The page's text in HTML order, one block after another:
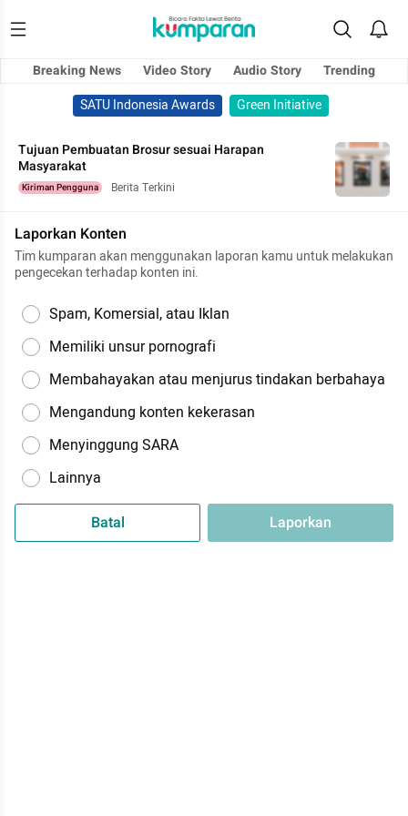
Breaking News Video Story Audio Story
Trending
SATU Indonesia Awards
Green Initiative
Tujuan Pembuatan Brosur sesuai Harapan
Masyarakat
Kiriman Pengguna Berita Terkini
Laporkan Konten
Tim kumparan akan menggunakan laporan kamu untuk melakukan
pengecekan terhadap konten ini.
Spam, Komersial, atau Iklan
Memiliki unsur pornografi
Membahayakan atau menjurus tindakan berbahaya
Mengandung konten kekerasan
Menyinggung SARA
Lainnya
Batal Laporkan